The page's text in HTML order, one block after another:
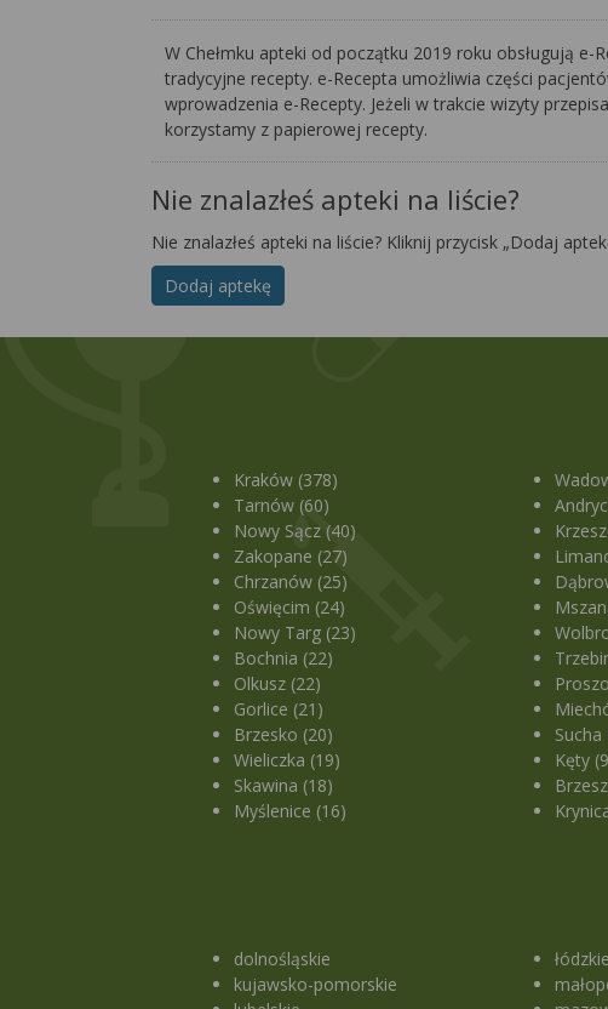
W Chełmku apteki od początku 2019 roku obsługują
tradycyjne recepty. e-Recepta umożliwia części
wprowadzenia e-Recepty. Jeżeli w trakcie wizyty
korzystamy z papierowej recepty.
Nie znalazłeś apteki na liście?
Nie znalazłeś apteki na liście? Kliknij przycisk „Dodaj
Dodaj aptekę
Kraków (378)
Tarnów (60)
Nowy Sącz (40)
Zakopane (27)
Chrzanów (25)
Oświęcim (24)
Nowy Targ (23)
Bochnia (22)
Olkusz (22)
Gorlice (21)
Brzesko (20)
Wieliczka (19)
Skawina (18)
Myślenice (16)
Kęty
dolnośląskie
kujawsko-pomorskie
łódzkie